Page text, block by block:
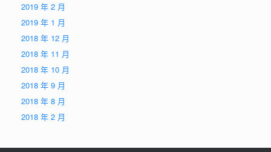
2019 年 2 月
2019 年 1 月
2018 年 12 月
2018 年 11 月
2018 年 10 月
2018 年 9 月
2018 年 8 月
2018 年 2 月